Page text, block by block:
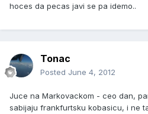
hoces da pecas javi se pa idemo..
Tonac
Posted June 4, 2012
Juce na Markovackom - ceo dan,
sabijaju frankfurtsku kobasicu, i ne